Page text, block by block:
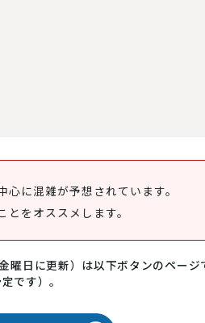
に混雑が予想されています。
をオススメします。
曜日に更新）は以下ボタンのページ
です）。